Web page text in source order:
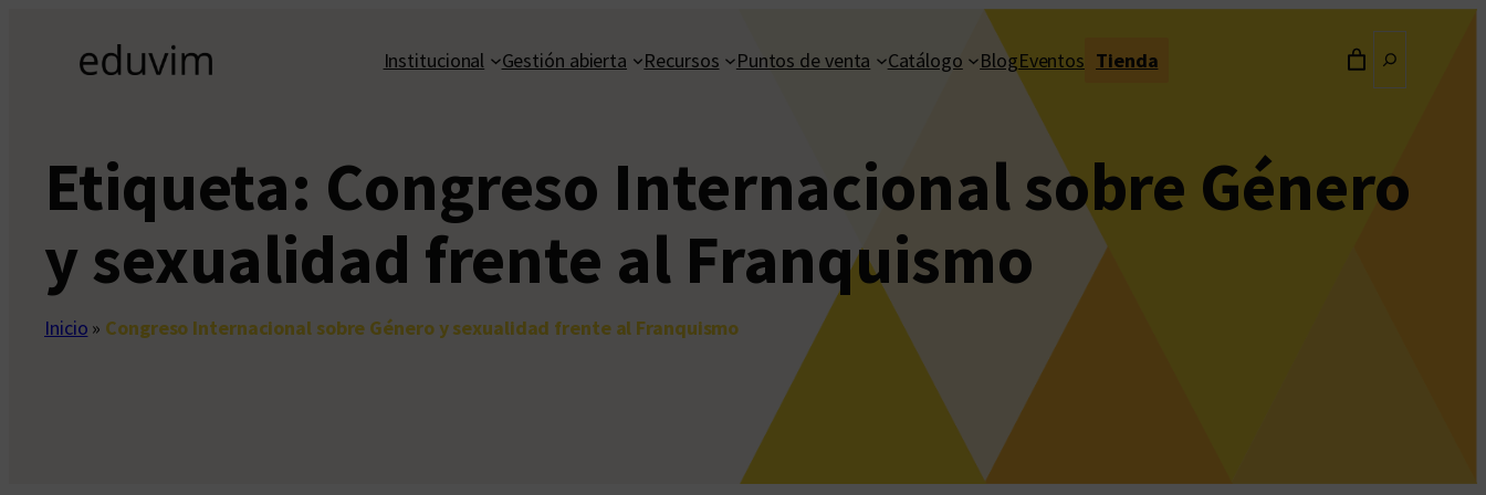
contenido
Institucional Gestión abierta Recursos Puntos de venta Catálogo BlogEventos Tienda
Etiqueta: Congreso Internacional sobre Género
y sexualidad frente al Franquismo
Inicio » Congreso Internacional sobre Género y sexualidad frente al Franquismo